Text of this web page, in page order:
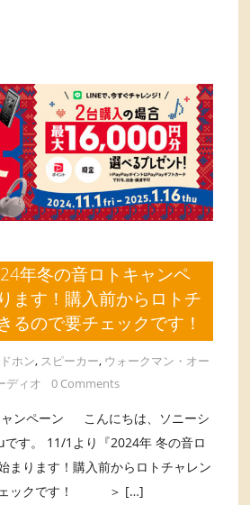
年冬の音ロトキャンペ
ます！購入前からロトチ
るので要チェックです！
ホン, スピーカー, ウォークマン・オー
ディオ 0 Comments
ャンペーン こんにちは、ソニーシ
です。 11/1より『2024年 冬の音ロ
まります！購入前からロトチャレン
ェックです！ ＞ […]